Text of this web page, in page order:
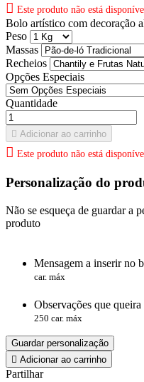
 Este produto não está
Bolo artístico com decoração
Peso
Massas
Recheios
Opções Especiais
Quantidade
 Adicionar ao carrinho
 Este produto não está
Personalização do
Não se esqueça de guardar a
produto
Mensagem a inserir no
car. máx
Observações que
250 car. máx
Guardar personalização
 Adicionar ao carrinho
Partilhar